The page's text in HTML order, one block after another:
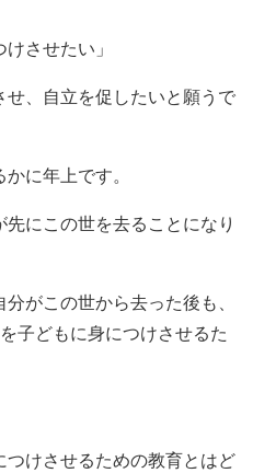
させたい」
、自立を促したいと願うで
に年上です。
にこの世を去ることになり
がこの世から去った後も、
子どもに身につけさせるた
つけさせるための教育とはど